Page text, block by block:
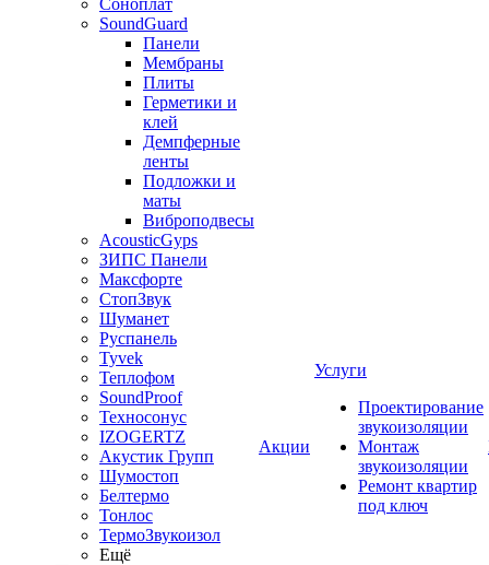
Соноплат
SoundGuard
Панели
Мембраны
Плиты
Герметики и
клей
Демпферные
ленты
Подложки и
маты
Виброподвесы
AcousticGyps
ЗИПС Панели
Максфорте
СтопЗвук
Шуманет
Руспанель
Tyvek
Теплофом
SoundProof
Техносонус
IZOGERTZ
Акустик Групп
Шумостоп
Белтермо
Тонлос
ТермоЗвукоизол
Ещё
Акции
Услуги
Проектирование
звукоизоляции
Монтаж
звукоизоляции
Ремонт квартир
под ключ